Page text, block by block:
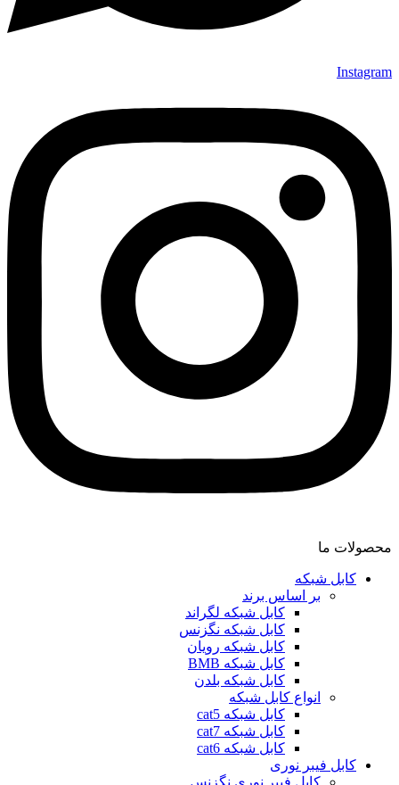
Instagram
محصولات ما
کابل شبکه
بر اساس برند
کابل شبکه لگراند
کابل شبکه نگزنس
کابل شبکه رویان
کابل شبکه ‌BMB
کابل شبکه بلدن
انواع کابل شبکه
کابل شبکه cat5
کابل شبکه cat7
کابل شبکه cat6
کابل فیبر نوری
کابل فیبر نوری نگزنس